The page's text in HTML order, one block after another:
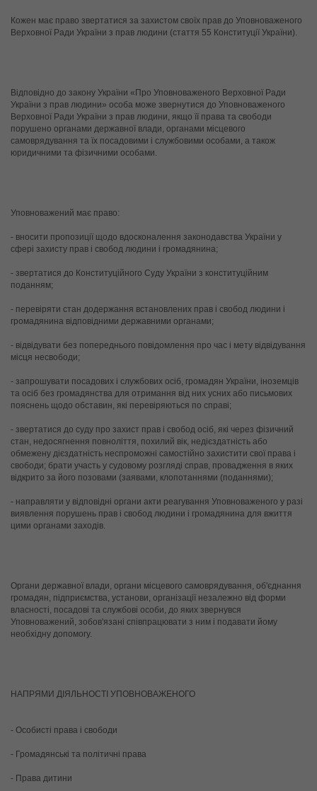
Кожен має право звертатися за захистом своїх прав до Уповноваженого
Верховної Ради України з прав людини (стаття 55 Конституції України).
Відповідно до закону України «Про Уповноваженого Верховної Ради
України з прав людини» особа може звернутися до Уповноваженого
Верховної Ради України з прав людини, якщо її права та свободи
порушено органами державної влади, органами місцевого
самоврядування та їх посадовими і службовими особами, а також
юридичними та фізичними особами.
Уповноважений має право:
- вносити пропозиції щодо вдосконалення законодавства України у
сфері захисту прав і свобод людини і громадянина;
- звертатися до Конституційного Суду України з конституційним
поданням;
- перевіряти стан додержання встановлених прав і свобод людини і
громадянина відповідними державними органами;
- відвідувати без попереднього повідомлення про час і мету відвідування
місця несвободи;
- запрошувати посадових і службових осіб, громадян України, іноземців
та осіб без громадянства для отримання від них усних або письмових
пояснень щодо обставин, які перевіряються по справі;
- звертатися до суду про захист прав і свобод осіб, які через фізичний
стан, недосягнення повноліття, похилий вік, недієздатність або
обмежену дієздатність неспроможні самостійно захистити свої права і
свободи; брати участь у судовому розгляді справ, провадження в яких
відкрито за його позовами (заявами, клопотаннями (поданнями);
- направляти у відповідні органи акти реагування Уповноваженого у разі
виявлення порушень прав і свобод людини і громадянина для вжиття
цими органами заходів.
Органи державної влади, органи місцевого самоврядування, об'єднання
громадян, підприємства, установи, організації незалежно від форми
власності, посадові та службові особи, до яких звернувся
Уповноважений, зобов'язані співпрацювати з ним і подавати йому
необхідну допомогу.
НАПРЯМИ ДІЯЛЬНОСТІ УПОВНОВАЖЕНОГО
- Особисті права і свободи
- Громадянські та політичні права
- Права дитини